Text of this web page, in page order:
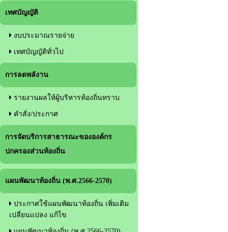
เทศบัญญัติ
งบประมาณรายจ่าย
เทศบัญญัติทั่วไป
การลดพลังาน
รายงานผลให้ผู้บริหารท้องถิ่นทราบ
คำสั่ง/ประกาศ
การจัดบริการสาธารณะขององค์กร
ปกครองส่วนท้องถิ่น
แผนพัฒนาท้องถิ่น (พ.ศ.2566-2570)
ประกาศใช้แผนพัฒนาท้องถิ่น เพิ่มเติม
เปลี่ยนแปลง แก้ไข